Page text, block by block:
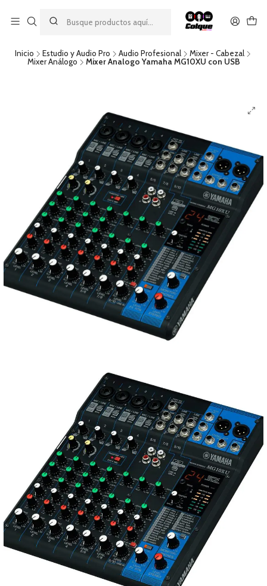
descuento por pago con transferencia bancaria
por una compra mínima de $49.990. Este descuento no es
acumulable a otras promociones ni aplicable a gastos de envío.
Inicio Estudio y Audio Pro Audio Profesional
Mixer - Cabezal
Mixer Análogo
Mixer Analogo Yamaha MG10XU con USB